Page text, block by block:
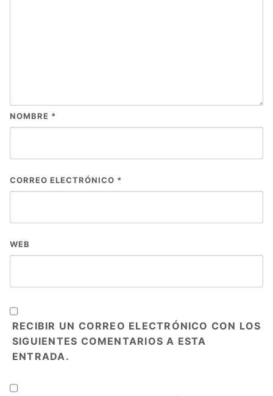
NOMBRE *
CORREO ELECTRÓNICO *
WEB
RECIBIR UN CORREO ELECTRÓNICO CON LOS
SIGUIENTES COMENTARIOS A ESTA
ENTRADA.